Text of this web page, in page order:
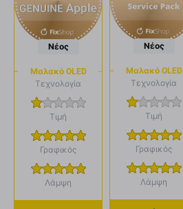
Νέος
Μαλακό OLED
Τεχνολογία
Τιμή
Γραφικός
Λάμψη
Νέος
Μαλακό OLED
Τεχνολογία
Τιμή
Γραφικός
Λάμψη